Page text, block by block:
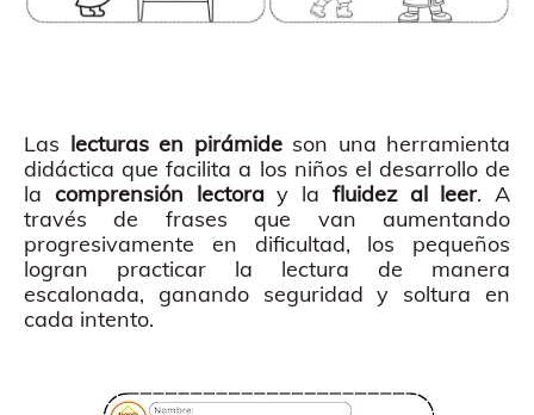
Las lecturas en pirámideson una herramienta
didáctica que facilita a los niños el desarrollo de
la comprensión lectoray la fluidez al leer. A
través de frases que van aumentando
progresivamente en dificultad, los pequeños
logran practicar la lectura de manera
escalonada, ganando seguridad y soltura en
cada intento.